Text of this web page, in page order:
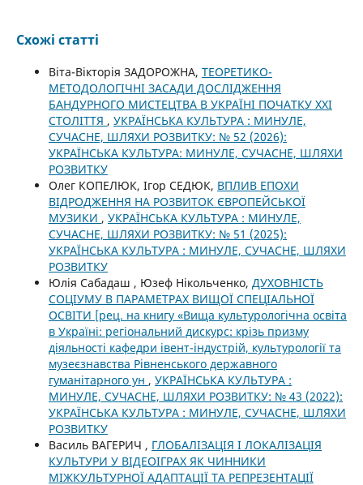
Схожі статті
Віта-Вікторія ЗАДОРОЖНА, ТЕОРЕТИКО-
МЕТОДОЛОГІЧНІ ЗАСАДИ ДОСЛІДЖЕННЯ
БАНДУРНОГО МИСТЕЦТВА В УКРАЇНІ ПОЧАТКУ XXI
СТОЛІТТЯ , УКРАЇНСЬКА КУЛЬТУРА : МИНУЛЕ,
СУЧАСНЕ, ШЛЯХИ РОЗВИТКУ: № 52 (2026):
УКРАЇНСЬКА КУЛЬТУРА: МИНУЛЕ, СУЧАСНЕ, ШЛЯХИ
РОЗВИТКУ
Олег КОПЕЛЮК, Ігор СЕДЮК, ВПЛИВ ЕПОХИ
ВІДРОДЖЕННЯ НА РОЗВИТОК ЄВРОПЕЙСЬКОЇ
МУЗИКИ , УКРАЇНСЬКА КУЛЬТУРА : МИНУЛЕ,
СУЧАСНЕ, ШЛЯХИ РОЗВИТКУ: № 51 (2025):
УКРАЇНСЬКА КУЛЬТУРА : МИНУЛЕ, СУЧАСНЕ, ШЛЯХИ
РОЗВИТКУ
Юлія Сабадаш , Юзеф Нікольченко, ДУХОВНІСТЬ
СОЦІУМУ В ПАРАМЕТРАХ ВИЩОЇ СПЕЦІАЛЬНОЇ
ОСВІТИ [рец. на книгу «Вища культурологічна освіта
в Україні: регіональний дискурс: крізь призму
діяльності кафедри івент-індустрій, культурології та
музеєзнавства Рівненського державного
гуманітарного ун , УКРАЇНСЬКА КУЛЬТУРА :
МИНУЛЕ, СУЧАСНЕ, ШЛЯХИ РОЗВИТКУ: № 43 (2022):
УКРАЇНСЬКА КУЛЬТУРА : МИНУЛЕ, СУЧАСНЕ, ШЛЯХИ
РОЗВИТКУ
Василь ВАГЕРИЧ , ГЛОБАЛІЗАЦІЯ І ЛОКАЛІЗАЦІЯ
КУЛЬТУРИ У ВІДЕОІГРАХ ЯК ЧИННИКИ
МІЖКУЛЬТУРНОЇ АДАПТАЦІЇ ТА РЕПРЕЗЕНТАЦІЇ